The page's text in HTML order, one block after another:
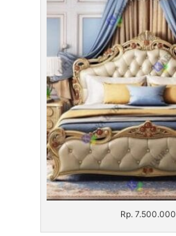
Rp. 7.500.000